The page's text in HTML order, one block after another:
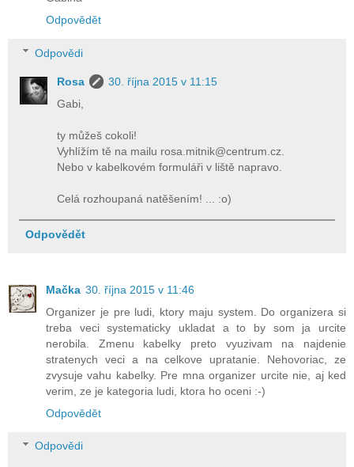
Odpovědět
Odpovědi
Rosa
30. října 2015 v 11:15
Gabi,
ty můžeš cokoli!
Vyhlížím tě na mailu rosa.mitnik@centrum.cz.
Nebo v kabelkovém formuláři v liště napravo.
Celá rozhoupaná natěšením! ... :o)
Odpovědět
Mačka 30. října 2015 v 11:46
Organizer je pre ludi, ktory maju system. Do organizera si
treba veci systematicky ukladat a to by som ja urcite
nerobila. Zmenu kabelky preto vyuzivam na najdenie
stratenych veci a na celkove upratanie. Nehovoriac, ze
zvysuje vahu kabelky. Pre mna organizer urcite nie, aj ked
verim, ze je kategoria ludi, ktora ho oceni :-)
Odpovědět
Odpovědi